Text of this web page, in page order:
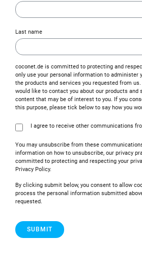
Last name
coconet.de is committed to protecting and
only use your personal information to administer
the products and services you requested from
would like to contact you about our products and
content that may be of interest to you. If you
this purpose, please tick below to say how you
I agree to receive other communications
You may unsubscribe from these
information on how to unsubscribe, our privacy
committed to protecting and respecting your
Privacy Policy.
By clicking submit below, you consent to allow
process the personal information submitted
requested.